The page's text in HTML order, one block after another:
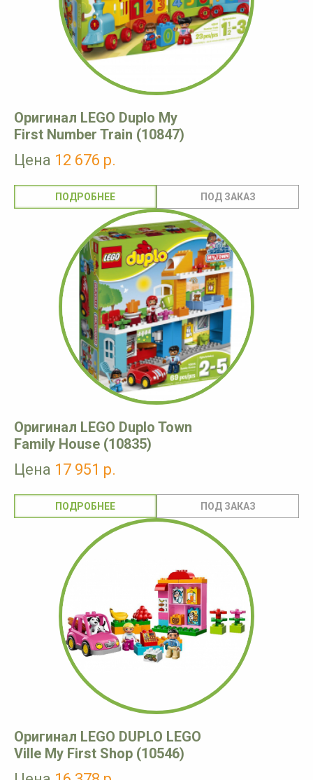
Оригинал LEGO Duplo My
First Number Train (10847)
Цена 12 676 р.
ПОДРОБНЕЕ
Оригинал LEGO Duplo Town
Family House (10835)
Цена 17 951 р.
ПОДРОБНЕЕ
Оригинал LEGO DUPLO LEGO
Ville My First Shop (10546)